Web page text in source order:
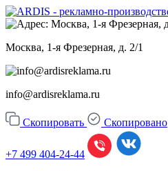
Москва, 1-я Фрезерная, д. 2/1
info@ardisreklama.ru
Скопировать Скопировано
+7 499 404-24-44